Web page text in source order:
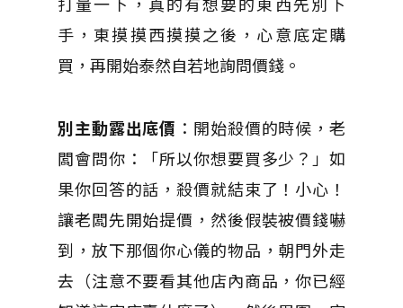
手，東摸摸西摸摸之後，心意底定購
買，再開始泰然自若地詢問價錢。
別主動露出底價 ：開始殺價的時候，老
闆會問你：「所以你想要買多少？」如
果你回答的話，殺價就結束了！小心！
讓老闆先開始提價，然後假裝被價錢嚇
到，放下那個你心儀的物品，朝門外走
去（注意不要看其他店內商品，你已經